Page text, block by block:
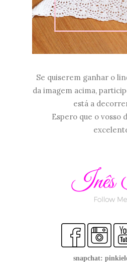
Se quiserem ganhar o
da imagem acima,
está a
Espero que o vosso
snapchat: